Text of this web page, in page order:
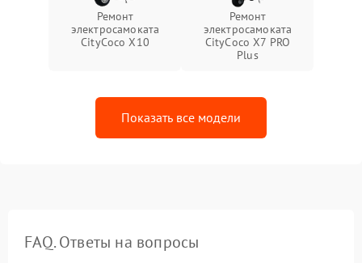
Ремонт
электросамоката
CityCoco X10
Ремонт
электросамоката
CityCoco X7 PRO
Plus
Показать все модели
FAQ. Ответы на вопросы